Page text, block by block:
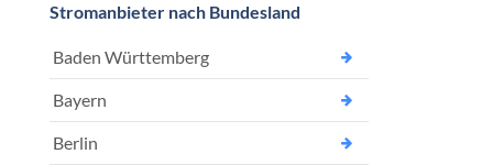
Stromanbieter nach Bundesland
Baden Württemberg
Bayern
Berlin